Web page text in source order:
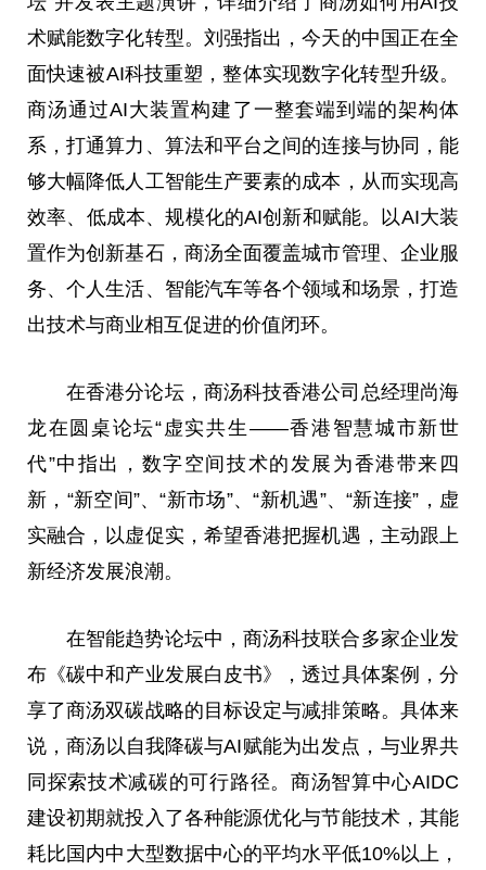
术赋能数字化转型。刘强指出，今天的中国正在全
面快速被AI科技重塑，整体实现数字化转型升级。
商汤通过AI大装置构建了一整套端到端的架构体
系，打通算力、算法和平台之间的连接与协同，能
够大幅降低人工智能生产要素的成本，从而实现高
效率、低成本、规模化的AI创新和赋能。以AI大装
置作为创新基石，商汤全面覆盖城市管理、企业服
务、个人生活、智能汽车等各个领域和场景，打造
出技术与商业相互促进的价值闭环。
在香港分论坛，商汤科技香港公司总经理尚海
龙在圆桌论坛“虚实共生——香港智慧城市新世
代”中指出，数字空间技术的发展为香港带来四
新，“新空间”、“新市场”、“新机遇”、“新连接”，虚
实融合，以虚促实，希望香港把握机遇，主动跟上
新经济发展浪潮。
在智能趋势论坛中，商汤科技联合多家企业发
布《碳中和产业发展白皮书》，透过具体案例，分
享了商汤双碳战略的目标设定与减排策略。具体来
说，商汤以自我降碳与AI赋能为出发点，与业界共
同探索技术减碳的可行路径。商汤智算中心AIDC
建设初期就投入了各种能源优化与节能技术，其能
耗比国内中大型数据中心的平均水平低10%以上，